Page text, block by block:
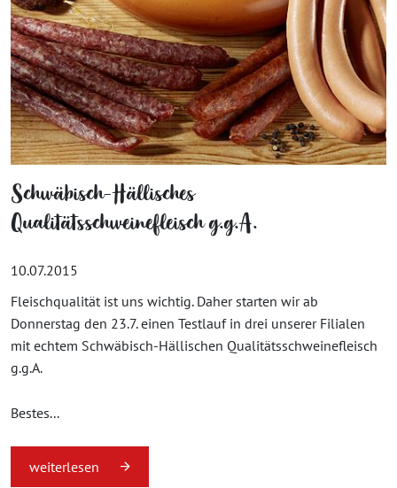
Schwäbisch-Hällisches
Qualitätsschweinefleisch g.g.A.
10.07.2015
Fleischqualität ist uns wichtig. Daher starten wir ab
Donnerstag den 23.7. einen Testlauf in drei unserer Filialen
mit echtem Schwäbisch-Hällischen Qualitätsschweinefleisch
g.g.A.
Bestes...
weiterlesen